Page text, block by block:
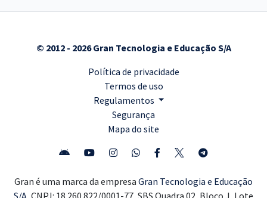
© 2012 - 2026 Gran Tecnologia e Educação S/A
Política de privacidade
Termos de uso
Regulamentos
Segurança
Mapa do site
Gran é uma marca da empresa Gran Tecnologia e Educação
S/A, CNPJ: 18.260.822/0001-77, SBS Quadra 02, Bloco J, Lote